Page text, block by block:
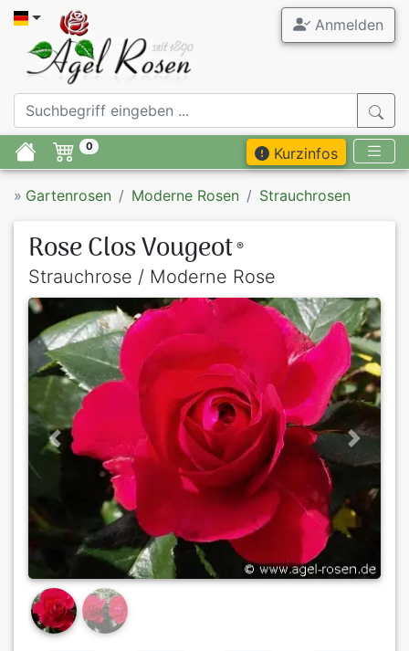
Anmelden
0 Kurzinfos
» Gartenrosen Moderne Rosen Strauchrosen
Rose Clos Vougeot ®
Strauchrose / Moderne Rose
Previous Next